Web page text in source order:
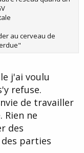
au cerveau de
j'ai voulu
refuse.
de travailler
Rien ne
des
parties